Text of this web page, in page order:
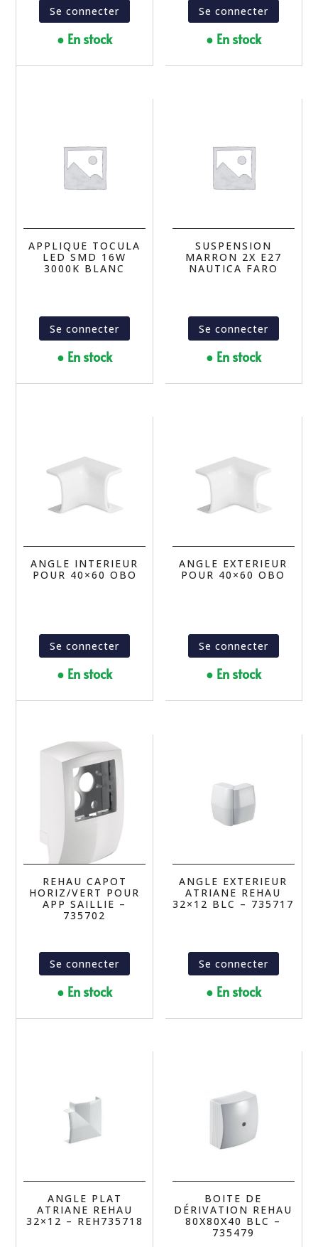
Se connecter
● En stock
Se connecter
● En stock
APPLIQUE TOCULA
LED SMD 16W
3000K BLANC
Se connecter
● En stock
SUSPENSION
MARRON 2X E27
NAUTICA FARO
Se connecter
● En stock
ANGLE INTERIEUR
POUR 40×60 OBO
Se connecter
● En stock
ANGLE EXTERIEUR
POUR 40×60 OBO
Se connecter
● En stock
REHAU CAPOT
HORIZ/VERT POUR
APP SAILLIE –
735702
Se connecter
● En stock
ANGLE EXTERIEUR
ATRIANE REHAU
32×12 BLC – 735717
Se connecter
● En stock
ANGLE PLAT
ATRIANE REHAU
32×12 – REH735718
BOITE DE
DÉRIVATION REHAU
80X80X40 BLC –
735479